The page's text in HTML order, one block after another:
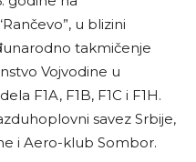
u blizini
takmičenje
Vojvodine u
F1A, F1B, F1C i F1H.
savez Srbije,
i Aero-klub Sombor.